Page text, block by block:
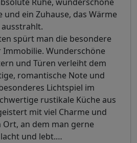
Ruhe, wunderschöne
ein Zuhause, das Wärme
spürt man die besondere
Wunderschöne
und Türen verleiht dem
romantische Note und
Lichtspiel im
rustikale Küche aus
mit viel Charme und
Ort, an dem man gerne
und lebt.…